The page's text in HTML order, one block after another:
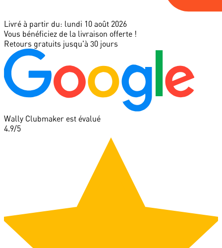
Livré à partir du: lundi 10 août 2026
Vous bénéficiez de la livraison offerte !
Retours gratuits jusqu'à 30 jours
Wally Clubmaker est évalué
4.9/5